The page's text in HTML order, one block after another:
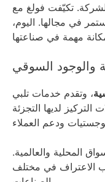
تكيّفت فولغ مع
في مجالها. اليوم،
والوجود السوقي
، وتقدم خدمات تلبي
لديها التجزئة
المحلية والعالمية.
الاعتراف في مختلف